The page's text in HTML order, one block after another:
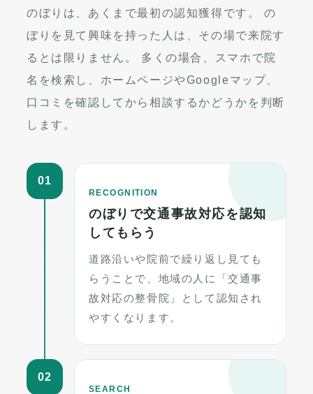
のぼりは、あくまで最初の認知獲得です。 の
ぼりを見て興味を持った人は、その場で来院す
るとは限りません。 多くの場合、スマホで院
名を検索し、ホームページやGoogleマップ、
口コミを確認してから相談するかどうかを判断
します。
01
RECOGNITION
のぼりで交通事故対応を認知
してもらう
道路沿いや院前で繰り返し見ても
らうことで、地域の人に「交通事
故対応の整骨院」として認知され
やすくなります。
02
SEARCH